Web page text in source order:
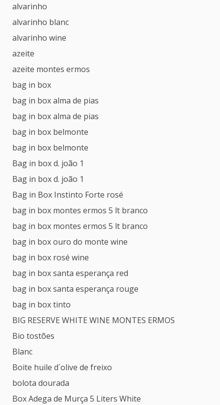
alvarinho
alvarinho blanc
alvarinho wine
azeite
azeite montes ermos
bag in box
bag in box alma de pias
bag in box alma de pias
bag in box belmonte
bag in box belmonte
Bag in box d. joão 1
Bag in box d. joão 1
Bag in Box Instinto Forte rosé
bag in box montes ermos 5 lt branco
bag in box montes ermos 5 lt branco
bag in box ouro do monte wine
bag in box rosé wine
bag in box santa esperança red
bag in box santa esperança rouge
bag in box tinto
BIG RESERVE WHITE WINE MONTES ERMOS
Bio tostões
Blanc
Boite huile d´olive de freixo
bolota dourada
Box Adega de Murça 5 Liters White